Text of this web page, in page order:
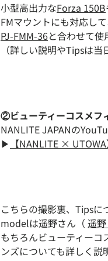
小型高出力なForza 150B
FMマウントにも対応し
PJ-FMM-36と合わせて
（詳しい説明やTipsは
②ビューティーコスメフ
NANLITE JAPANの
▶︎ 【NANLITE ×
こちらの撮影裏、Tipsに
modelは遥野さん （ 遥
もちろんビューティー
ンズについても詳しく